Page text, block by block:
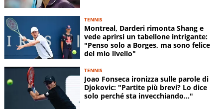
TENNIS
Montreal, Darderi rimonta Shang e
vede aprirsi un tabellone intrigante:
"Penso solo a Borges, ma sono felice
del mio livello"
TENNIS
Joao Fonseca ironizza sulle parole di
Djokovic: "Partite più brevi? Lo dice
solo perché sta invecchiando..."